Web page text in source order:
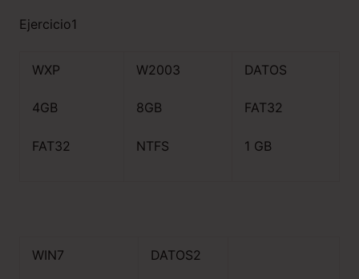
Ejercicio1
WXP
4GB
FAT32
W2003
8GB
NTFS
DATOS
FAT32
1 GB
WIN7 DATOS2